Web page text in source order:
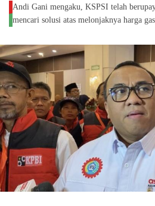
Andi Gani mengaku, KSPSI telah
mencari solusi atas melonjaknya harga